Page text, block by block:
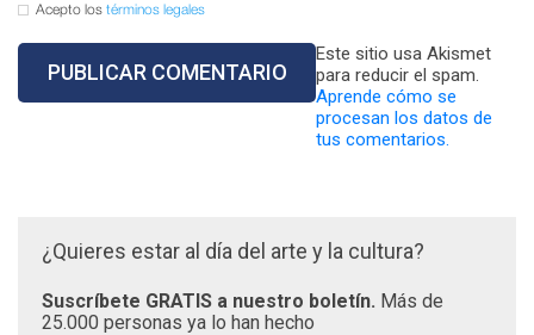
Acepto los términos legales
Este sitio usa Akismet
para reducir el spam.
Aprende cómo se
procesan los datos de
tus comentarios.
¿Quieres estar al día del arte y la cultura?
Suscríbete GRATIS a nuestro boletín. Más de
25.000 personas ya lo han hecho